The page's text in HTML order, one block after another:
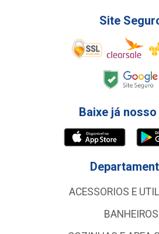
Site
Baixe já nosso
ACESSORIOS E
BANHEIROS